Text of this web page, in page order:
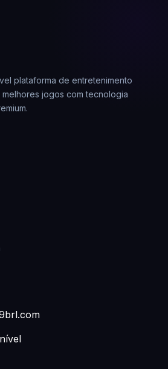
plataforma de entretenimento
jogos com tecnologia